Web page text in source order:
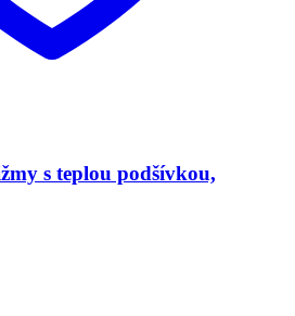
s teplou podšívkou,